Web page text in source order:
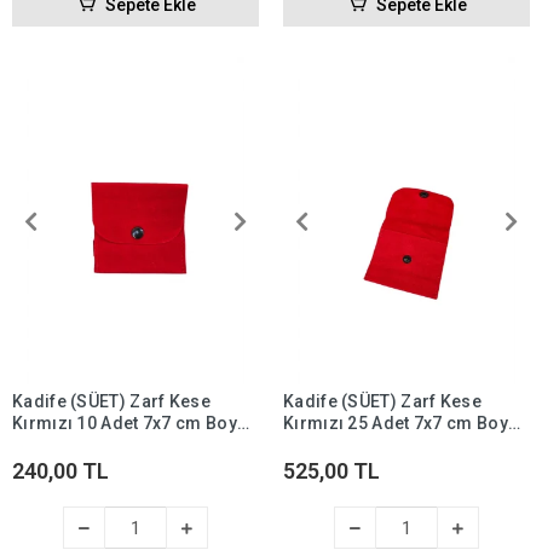
Sepete Ekle Sepete Ekle
Kadife (SÜET) Zarf Kese
Kırmızı 10 Adet 7x7 cm Boy
240,00 TL
Kadife (SÜET) Zarf Kese
Kırmızı 25 Adet 7x7 cm Boy
525,00 TL